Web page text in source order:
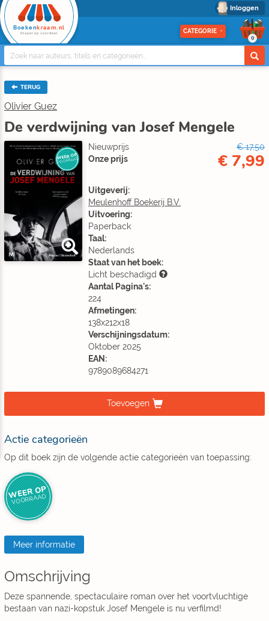
Inloggen
Boeken kraam.nl
Stapel op voordeel CATEGORIE
0
TERUG
Olivier Guez
De verdwijning van Josef Mengele
WEER OP
VOORRAAD
Nieuwprijs
€ 17,50
Onze prijs
€ 7,99
Uitgeverij:
Meulenhoff Boekerij B.V.
Uitvoering:
Paperback
Taal:
Nederlands
Staat van het boek:
Licht beschadigd
Aantal Pagina's:
224
Afmetingen:
138x212x18
Verschijningsdatum:
Oktober 2025
EAN:
9789089684271
Toevoegen
Actie categorieën
Op dit boek zijn de volgende actie categorieën van toepassing:
WEER OP
VOORRAAD
Meer informatie
Omschrijving
Deze spannende, spectaculaire roman over het voortvluchtige
bestaan van nazi-kopstuk Josef Mengele is nu verfilmd!